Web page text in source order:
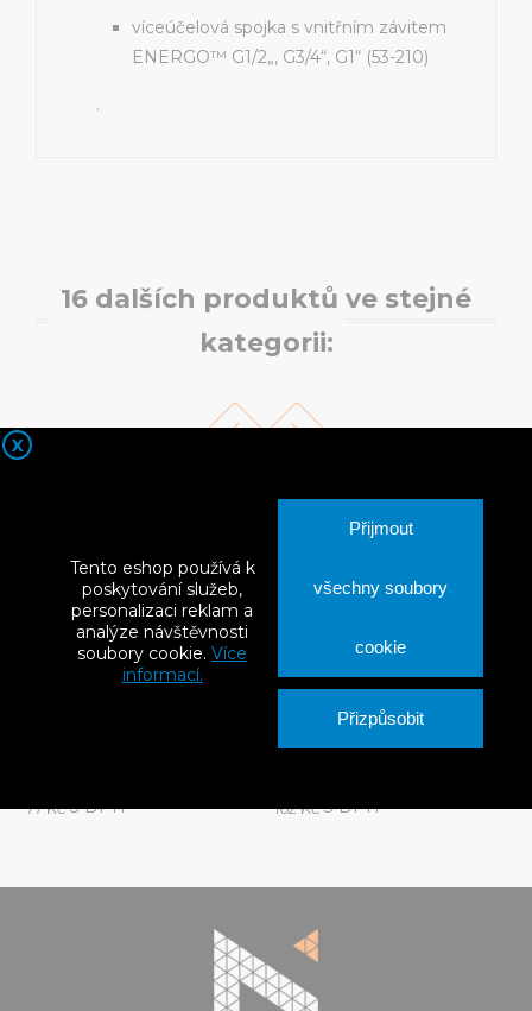
X
Tento eshop používá k
poskytování služeb,
personalizaci reklam a
analýze návštěvnosti
soubory cookie. Více
informací.
Přijmout
všechny soubory
cookie
Přizpůsobit
víceúčelová spojka s vnitřním závitem
ENERGO™ G1/2„, G3/4“, G1“ (53-210)
.
16 dalších produktů ve stejné
kategorii:
162 KčS DPH 4 918 KčS DPH